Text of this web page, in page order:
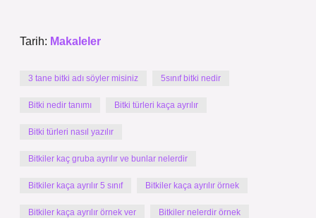
Tarih: Makaleler
3 tane bitki adı söyler misiniz 5sınıf bitki nedir
Bitki nedir tanımı Bitki türleri kaça ayrılır
Bitki türleri nasıl yazılır
Bitkiler kaç gruba ayrılır ve bunlar nelerdir
Bitkiler kaça ayrılır 5 sınıf Bitkiler kaça ayrılır örnek
Bitkiler kaça ayrılır örnek ver Bitkiler nelerdir örnek